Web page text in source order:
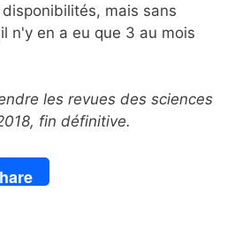
mais sans
n'y en a eu que 3 au mois
les revues des sciences
fin définitive.